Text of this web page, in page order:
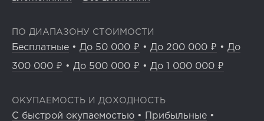
ПО ДИАПАЗОНУ СТОИМОСТИ
Бесплатные • До 50 000 ₽ • До 200 000 ₽ • До
300 000 ₽ • До 500 000 ₽ • До 1 000 000 ₽
ОКУПАЕМОСТЬ И ДОХОДНОСТЬ
С быстрой окупаемостью • Прибыльные •